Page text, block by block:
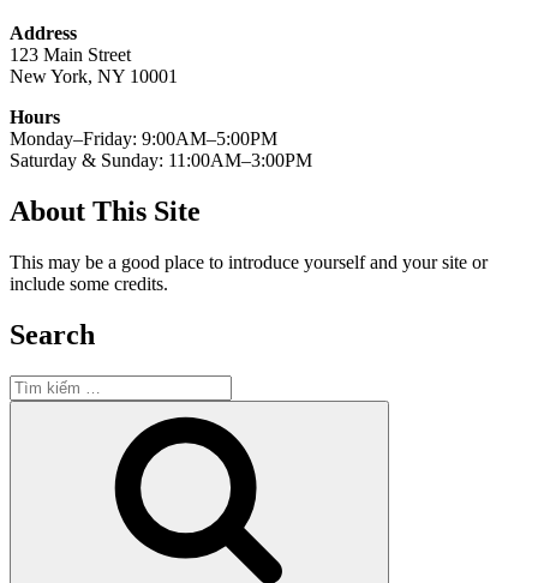
Address
123 Main Street
New York, NY 10001
Hours
Monday–Friday: 9:00AM–5:00PM
Saturday & Sunday: 11:00AM–3:00PM
About This Site
This may be a good place to introduce yourself and your site or
include some credits.
Search
Tìm
kiếm: